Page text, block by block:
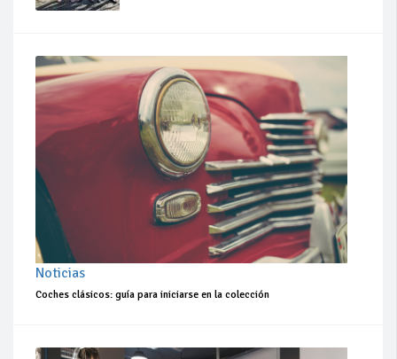
Noticias
Coches clásicos: guía para iniciarse en la colección